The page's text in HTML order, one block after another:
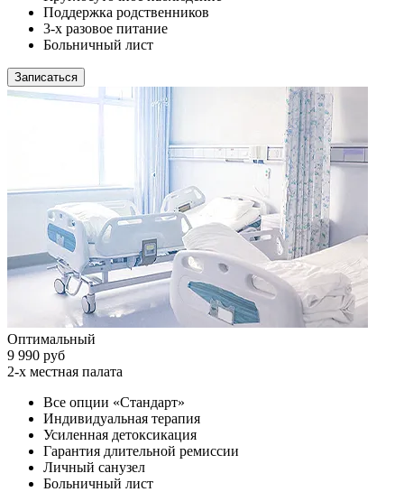
Поддержка родственников
3-х разовое питание
Больничный лист
Записаться
Оптимальный
9 990 руб
2-х местная палата
Все опции «Стандарт»
Индивидуальная терапия
Усиленная детоксикация
Гарантия длительной ремиссии
Личный санузел
Больничный лист